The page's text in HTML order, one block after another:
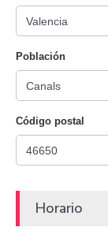
Población
Código postal
Horario